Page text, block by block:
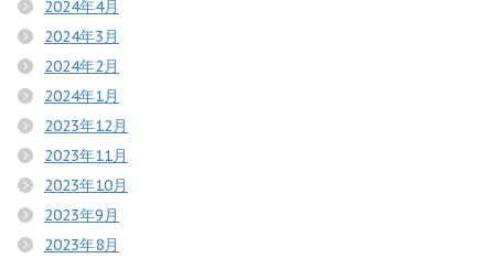
2024年4月
2024年3月
2024年2月
2024年1月
2023年12月
2023年11月
2023年10月
2023年9月
2023年8月